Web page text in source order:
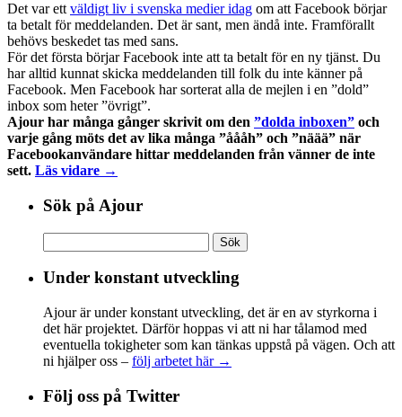
Det var ett väldigt liv i svenska medier idag om att Facebook börjar
ta betalt för meddelanden. Det är sant, men ändå inte. Framförallt
behövs beskedet tas med sans.
För det första börjar Facebook inte att ta betalt för en ny tjänst. Du
har alltid kunnat skicka meddelanden till folk du inte känner på
Facebook. Men Facebook har sorterat alla de mejlen i en ”dold”
inbox som heter ”övrigt”.
Ajour har många gånger skrivit om den ”dolda inboxen” och
varje gång möts det av lika många ”åååh” och ”näää” när
Facebookanvändare hittar meddelanden från vänner de inte
sett. Läs vidare →
Sök på Ajour
efter:
Under konstant utveckling
Ajour är under konstant utveckling, det är en av styrkorna i
det här projektet. Därför hoppas vi att ni har tålamod med
eventuella tokigheter som kan tänkas uppstå på vägen. Och att
ni hjälper oss – följ arbetet här →
Följ oss på Twitter